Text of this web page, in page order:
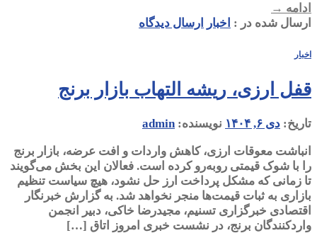
ادامه →
ارسال شده در : اخبار ارسال دیدگاه
اخبار
قفل ارزی، ریشه التهاب بازار برنج
تاریخ: دی ۶, ۱۴۰۴ نویسنده:admin
انباشت معوقات ارزی، کاهش واردات و افت عرضه، بازار برنج
را با شوک قیمتی روبه‌رو کرده است. فعالان این بخش می‌گویند
تا زمانی که مشکل پرداخت ارز حل نشود، هیچ سیاست تنظیم
بازاری به ثبات قیمت‌ها منجر نخواهد شد. به گزارش خبرنگار
اقتصادی خبرگزاری تسنیم، مجیدرضا خاکی، دبیر انجمن
واردکنندگان برنج، در نشست خبری امروز اتاق […]